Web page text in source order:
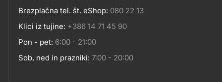
Kontakt
Brezplačna tel. št. eShop: 080 22 13
Klici iz tujine: +386 14 71 45 90
Pon - pet: 6:00 - 21:00
Sob, ned in prazniki: 7:00 - 20:00